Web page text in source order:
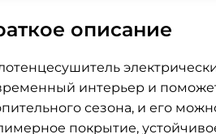
описание
интерьер и
сезона, и его
покрытие,